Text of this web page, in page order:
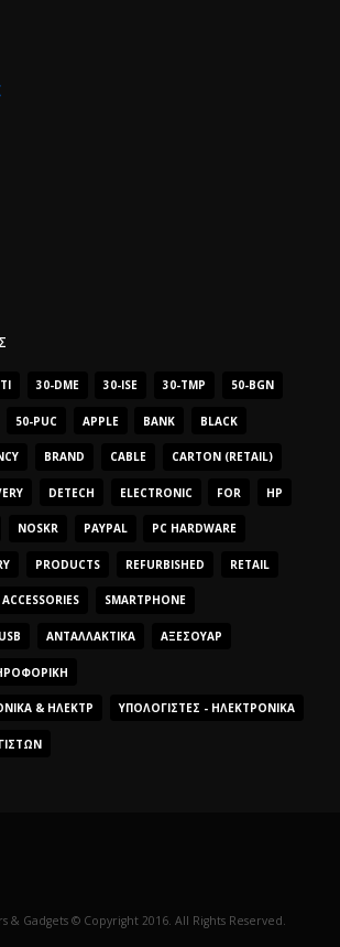
30-DME 30-ISE 30-TMP 50-BGN
50-PUC APPLE BANK BLACK
BRAND CABLE CARTON (RETAIL)
DETECH ELECTRONIC FOR HP
NOSKR PAYPAL PC HARDWARE
PRODUCTS REFURBISHED RETAIL
SMARTPHONE
USB ΑΝΤΑΛΛΑΚΤΙΚΆ ΑΞΕΣΟΥΆΡ
& ΗΛΕΚΤΡ ΥΠΟΛΟΓΙΣΤΈΣ - ΗΛΕΚΤΡΟΝΙΚΆ
Gadgets © Copyright 2016. All Rights Reserved.